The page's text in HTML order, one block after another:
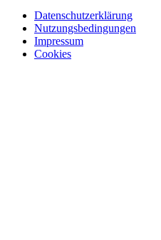
Datenschutzerklärung
Nutzungsbedingungen
Impressum
Cookies